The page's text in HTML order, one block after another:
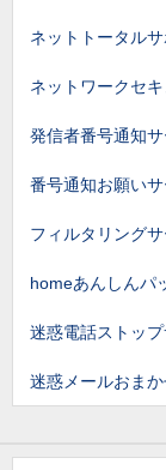
ネットトータルサ
ネットワークセキ
発信者番号通知サ
番号通知お願いサ
フィルタリング
homeあんしんパ
迷惑電話ストッ
迷惑メールおま